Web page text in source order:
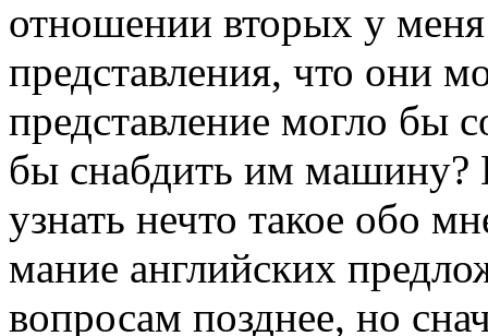
отношении вторых у
представления, что они
представление могло бы
бы снабдить им
узнать нечто такое обо
мание английских
вопросам позднее, но